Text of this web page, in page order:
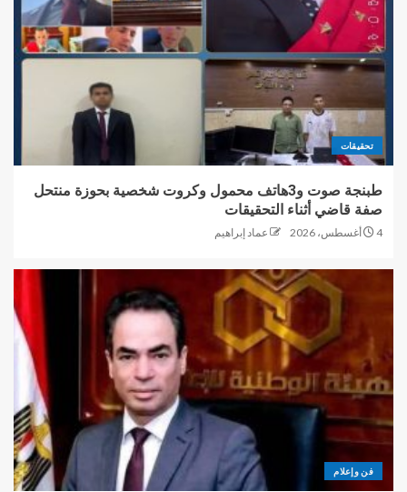
تحقيقات
طبنجة صوت و3هاتف محمول وكروت شخصية بحوزة منتحل
صفة قاضي أثناء التحقيقات
4 أغسطس، 2026 عماد إبراهيم
فن وإعلام